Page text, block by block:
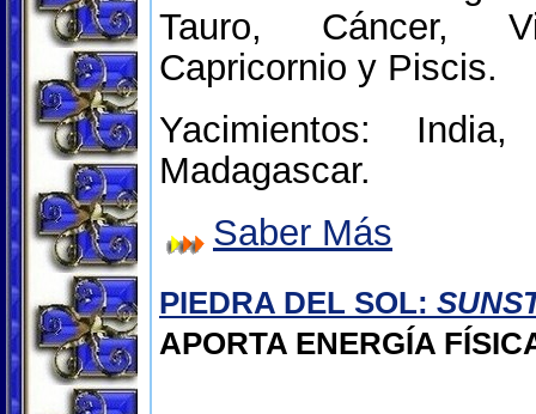
Tauro, Cáncer,
Capricornio y Piscis.
Yacimientos:
Madagascar.
Saber Más
PIEDRA DEL SOL:
APORTA ENERGÍA